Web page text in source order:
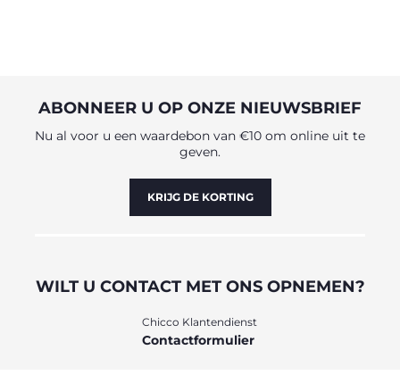
ABONNEER U OP ONZE NIEUWSBRIEF
Nu al voor u een waardebon van €10 om online uit te
geven.
KRIJG DE KORTING
WILT U CONTACT MET ONS OPNEMEN?
Chicco Klantendienst
Contactformulier